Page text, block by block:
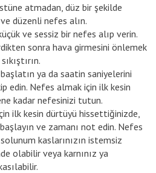
atmadan, düz bir şekilde
düzenli nefes alın.
ve sessiz bir nefes alıp verin.
sonra hava girmesini önlemek
ya da saatin saniyelerini
edin. Nefes almak için ilk kesin
kadar nefesinizi tutun.
ilk kesin dürtüyü hissettiğinizde,
ve zamanı not edin. Nefes
kaslarınızın istemsiz
olabilir veya karnınız ya